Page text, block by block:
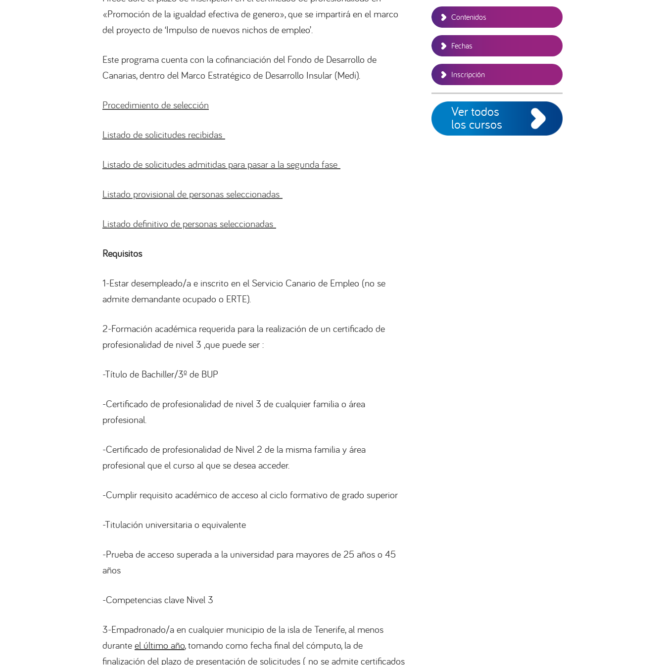
«Promoción de la igualdad efectiva de genero», que se impartirá en el marco
del proyecto de ‘Impulso de nuevos nichos de empleo’.
Este programa cuenta con la cofinanciación del Fondo de Desarrollo de
Canarias, dentro del Marco Estratégico de Desarrollo Insular (Medi).
Procedimiento de selección
Listado de solicitudes recibidas
Listado de solicitudes admitidas para pasar a la segunda fase
Listado provisional de personas seleccionadas
Listado definitivo de personas seleccionadas
Requisitos
1-Estar desempleado/a e inscrito en el Servicio Canario de Empleo (no se
admite demandante ocupado o ERTE).
2-Formación académica requerida para la realización de un certificado de
profesionalidad de nivel 3 ,que puede ser :
-Título de Bachiller/3º de BUP
-Certificado de profesionalidad de nivel 3 de cualquier familia o área
profesional.
-Certificado de profesionalidad de Nivel 2 de la misma familia y área
profesional que el curso al que se desea acceder.
-Cumplir requisito académico de acceso al ciclo formativo de grado superior
-Titulación universitaria o equivalente
-Prueba de acceso superada a la universidad para mayores de 25 años o 45
años
-Competencias clave Nivel 3
3-Empadronado/a en cualquier municipio de la isla de Tenerife, al menos
durante el último año, tomando como fecha final del cómputo, la de
finalización del plazo de presentación de solicitudes ( no se admite certificados
Contenidos
Fechas
Inscripción
Ver todos
los cursos